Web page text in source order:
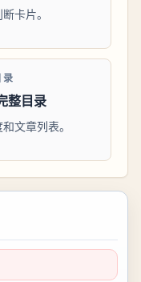
卡片。
整目录
文章列表。